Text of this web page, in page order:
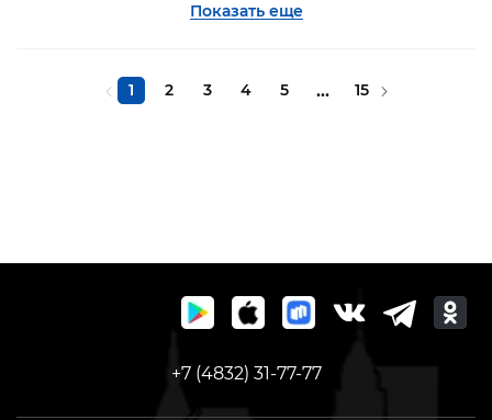
Показать еще
1 2 3 4 5 ... 15
+7 (4832) 31-77-77